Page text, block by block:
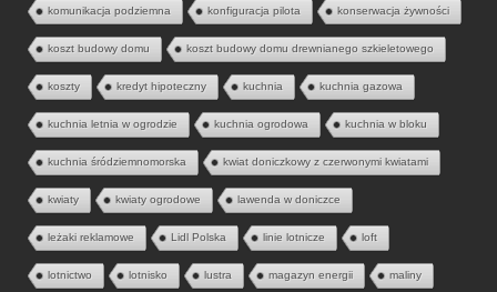
komunikacja podziemna konfiguracja pilota konserwacja żywności
koszt budowy domu koszt budowy domu drewnianego szkieletowego
koszty kredyt hipoteczny kuchnia kuchnia gazowa
kuchnia letnia w ogrodzie kuchnia ogrodowa kuchnia w bloku
kuchnia śródziemnomorska kwiat doniczkowy z czerwonymi kwiatami
kwiaty kwiaty ogrodowe lawenda w doniczce
leżaki reklamowe Lidl Polska linie lotnicze loft
lotnictwo lotnisko lustra magazyn energii maliny